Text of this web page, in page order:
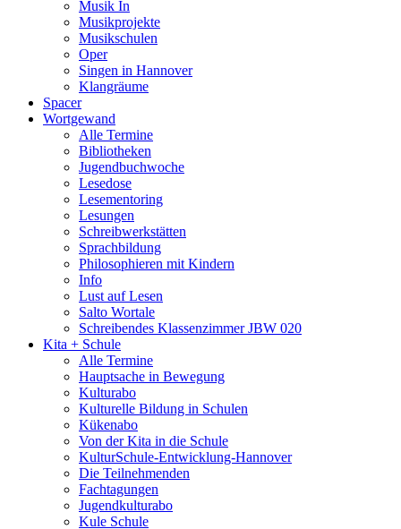
Musik In
Musikprojekte
Musikschulen
Oper
Singen in Hannover
Klangräume
Spacer
Wortgewand
Alle Termine
Bibliotheken
Jugendbuchwoche
Lesedose
Lesementoring
Lesungen
Schreibwerkstätten
Sprachbildung
Philosophieren mit Kindern
Info
Lust auf Lesen
Salto Wortale
Schreibendes Klassenzimmer JBW 020
Kita + Schule
Alle Termine
Hauptsache in Bewegung
Kulturabo
Kulturelle Bildung in Schulen
Kükenabo
Von der Kita in die Schule
KulturSchule-Entwicklung-Hannover
Die Teilnehmenden
Fachtagungen
Jugendkulturabo
Kule Schule